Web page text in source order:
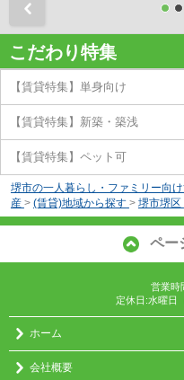
こだわり特集
【賃貸特集】単身向け
【賃貸特集】新築・築浅
【賃貸特集】ペット可
堺市の一人暮らし・ファミリー向
産 > (賃貸)地域から探す > 堺市堺区
ペー
営業時
定休日:水曜日
ホーム
会社概要